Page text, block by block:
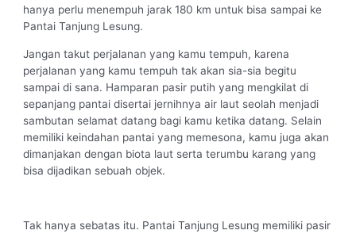
hanya perlu menempuh jarak 180 km untuk bisa sampai ke
Pantai Tanjung Lesung.
Jangan takut perjalanan yang kamu tempuh, karena
perjalanan yang kamu tempuh tak akan sia-sia begitu
sampai di sana. Hamparan pasir putih yang mengkilat di
sepanjang pantai disertai jernihnya air laut seolah menjadi
sambutan selamat datang bagi kamu ketika datang. Selain
memiliki keindahan pantai yang memesona, kamu juga akan
dimanjakan dengan biota laut serta terumbu karang yang
bisa dijadikan sebuah objek.
Tak hanya sebatas itu. Pantai Tanjung Lesung memiliki pasir